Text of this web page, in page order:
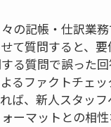
々の記帳・仕訳業
て質問すると、
る質問で誤った
るファクトチェ
ば、新人スタッ
ーマットとの相性